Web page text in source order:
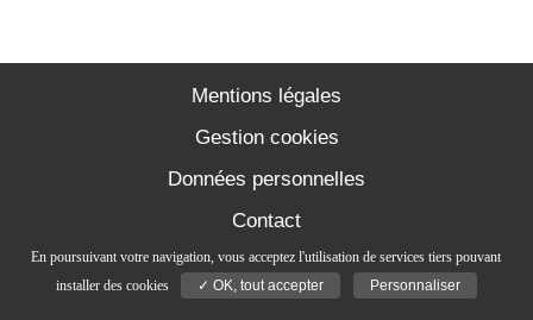
Mentions légales
Gestion cookies
Données personnelles
Contact
En poursuivant votre navigation, vous acceptez l'utilisation de services tiers pouvant
installer des cookies
✓ OK, tout accepter Personnaliser